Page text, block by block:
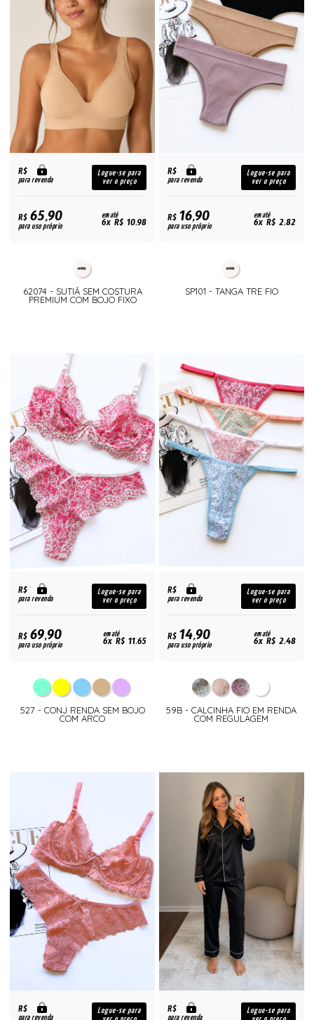
R$
para revenda
Logue-se para
ver o preço
R$65,90
para uso próprio
em até
6x R$ 10,98
62074 - SUTIÃ SEM COSTURA
PREMIUM COM BOJO FIXO
R$
para revenda
Logue-se para
ver o preço
R$16,90
para uso próprio
em até
6x R$ 2,82
SP101 - TANGA TRE FIO
R$
para revenda
Logue-se para
ver o preço
R$69,90
para uso próprio
em até
6x R$ 11,65
527 - CONJ RENDA SEM BOJO
COM ARCO
R$
para revenda
Logue-se para
ver o preço
R$14,90
para uso próprio
em até
6x R$ 2,48
59B - CALCINHA FIO EM RENDA
COM REGULAGEM
R$
para revenda
Logue-se para
R$
para revenda
Logue-se para